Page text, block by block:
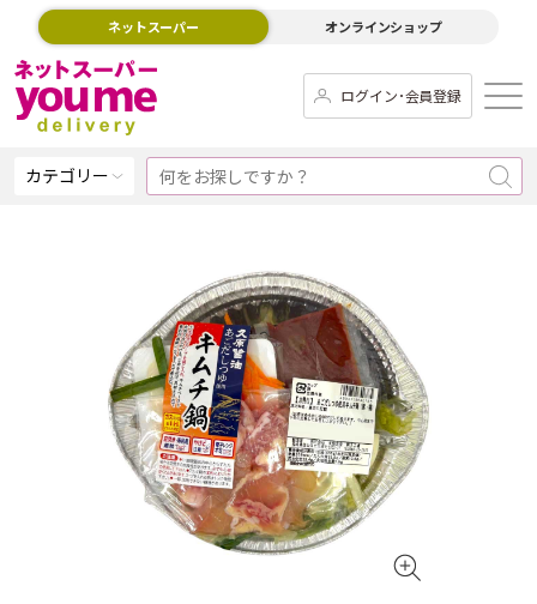
ネットスーパー オンラインショップ
ログイン･会員登録
カテゴリー